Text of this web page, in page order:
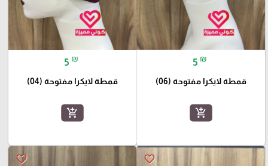
5 ₪
قمطة لايكرا مفتوحة (06)
add_shopping_cart
5 ₪
قمطة لايكرا مفتوحة (04)
add_shopping_cart
favorite_border
favorite_border